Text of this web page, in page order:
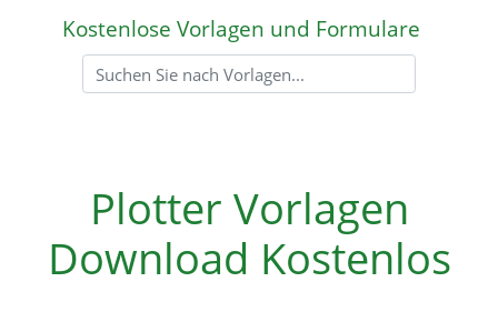
Kostenlose Vorlagen und Formulare
Plotter Vorlagen
Download Kostenlos